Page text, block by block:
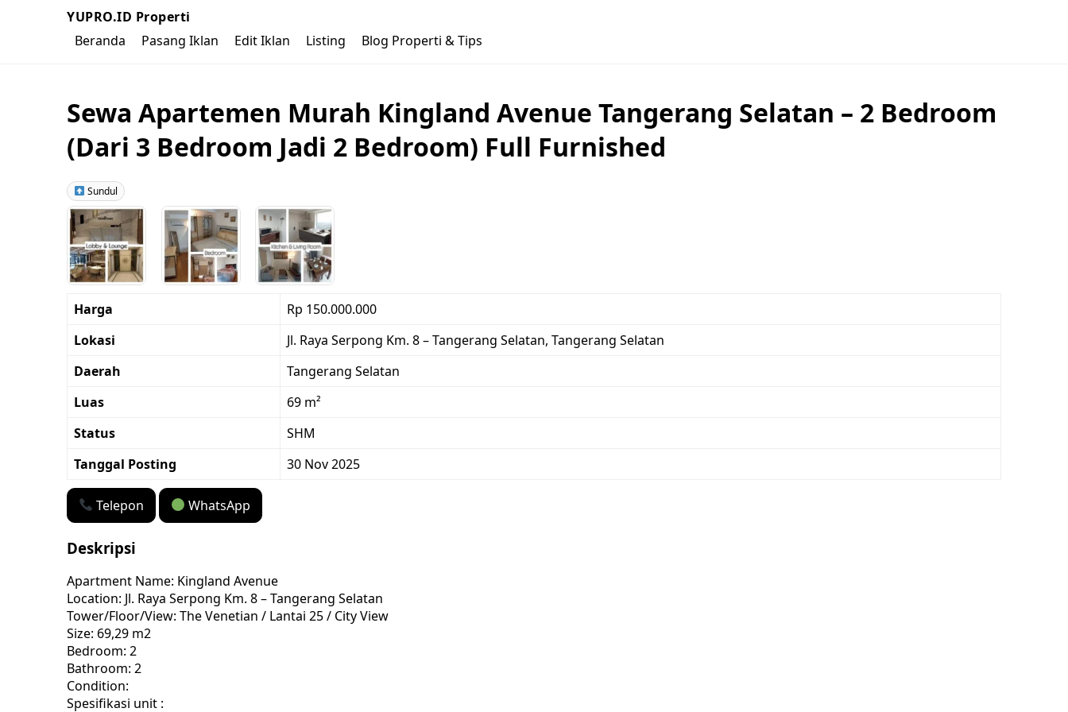
YUPRO.ID Properti
Beranda
Pasang Iklan Edit Iklan Listing Blog Properti & Tips
Sewa Apartemen Murah Kingland Avenue Tangerang Selatan – 2 Bedroom
(Dari 3 Bedroom Jadi 2 Bedroom) Full Furnished
Sundul
Harga
Rp 150.000.000
Lokasi
Jl. Raya Serpong Km. 8 – Tangerang Selatan, Tangerang Selatan
Daerah
Tangerang Selatan
Luas
69 m²
Status
SHM
Tanggal Posting
30 Nov 2025
Telepon WhatsApp
Deskripsi
Apartment Name: Kingland Avenue
Location: Jl. Raya Serpong Km. 8 – Tangerang Selatan
Tower/Floor/View: The Venetian / Lantai 25 / City View
Size: 69,29 m2
Bedroom: 2
Bathroom: 2
Condition:
Spesifikasi unit :